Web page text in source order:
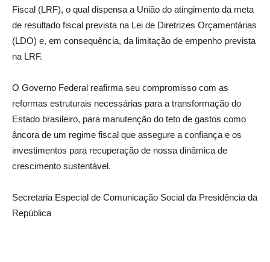
Fiscal (LRF), o qual dispensa a União do atingimento da meta
de resultado fiscal prevista na Lei de Diretrizes Orçamentárias
(LDO) e, em consequência, da limitação de empenho prevista
na LRF.
O Governo Federal reafirma seu compromisso com as
reformas estruturais necessárias para a transformação do
Estado brasileiro, para manutenção do teto de gastos como
âncora de um regime fiscal que assegure a confiança e os
investimentos para recuperação de nossa dinâmica de
crescimento sustentável.
Secretaria Especial de Comunicação Social da Presidência da
República